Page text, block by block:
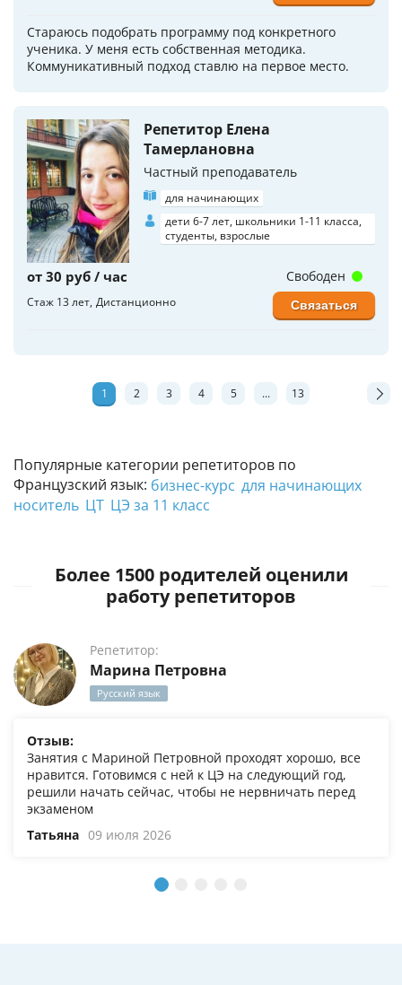
Популярные категории репетиторов по
Французский язык: бизнес-курс для начинающих
носитель ЦТ ЦЭ за 11 класс
Стараюсь подобрать программу под конкретного
ученика. У меня есть собственная методика.
Коммуникативный подход ставлю на первое место.
Репетитор Елена
Тамерлановна
Частный преподаватель
для начинающих
дети 6-7 лет, школьники 1-11 класса,
студенты, взрослые
от 30 руб / час
Стаж 13 лет Дистанционно
Свободен
Связаться
1 2 3 4 5 ... 13
Более 1500 родителей оценили
работу репетиторов
Репетитор:
Марина Петровна
Русский язык
Отзыв:
Занятия с Мариной Петровной проходят хорошо, все
нравится. Готовимся с ней к ЦЭ на следующий год,
решили начать сейчас, чтобы не нервничать перед
экзаменом
Татьяна 09 июля 2026